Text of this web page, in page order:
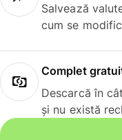
Salvează
cum se
Complet
Descarcă în
și nu există